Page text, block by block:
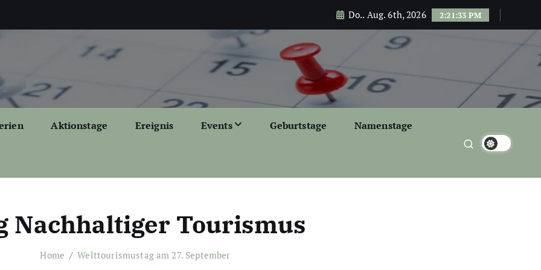
Do.. Aug. 6th, 2026 2:21:34 PM
Aktionstage Ereignis Events Geburtstage Namenstage
Nachhaltiger Tourismus
Home Welttourismustag am 27. September